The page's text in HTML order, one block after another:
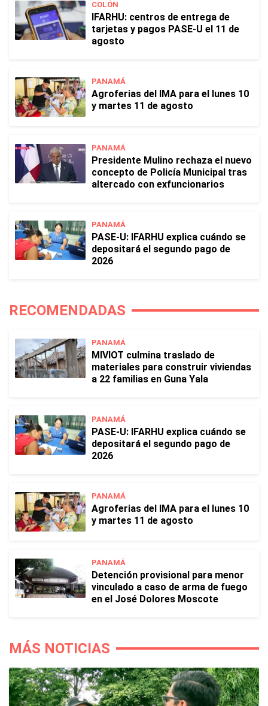
COLÓN
IFARHU: centros de entrega de
tarjetas y pagos PASE-U el 11 de
agosto
PANAMÁ
Agroferias del IMA para el lunes 10
y martes 11 de agosto
PANAMÁ
Presidente Mulino rechaza el nuevo
concepto de Policía Municipal tras
altercado con exfuncionarios
PANAMÁ
PASE-U: IFARHU explica cuándo se
depositará el segundo pago de
2026
RECOMENDADAS
PANAMÁ
MIVIOT culmina traslado de
materiales para construir viviendas
a 22 familias en Guna Yala
PANAMÁ
PASE-U: IFARHU explica cuándo se
depositará el segundo pago de
2026
PANAMÁ
Agroferias del IMA para el lunes 10
y martes 11 de agosto
PANAMÁ
Detención provisional para menor
vinculado a caso de arma de fuego
en el José Dolores Moscote
MÁS NOTICIAS